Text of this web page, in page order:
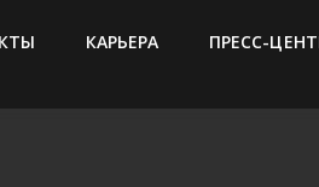
КАРЬЕРА ПРЕСС-